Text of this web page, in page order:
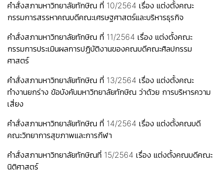
คำสั่งสภามหาวิทยาลัยทักษิณ ที่ 10/2564 เรื่อง แต่งตั้งคณะ
กรรมการสรรหาคณบดีคณะเศรษฐศาสตร์และบริหารธุรกิจ
คำสั่งสภามหาวิทยาลัยทักษิณ ที่ 11/2564 เรื่อง แต่งตั้งคณะ
กรรมการประเมินผลการปฏิบัติงานของคณบดีคณะศิลปกรรม
ศาสตร์
คำสั่งสภามหาวิทยาลัยทักษิณ ที่ 13/2564 เรื่อง แต่งตั้งคณะ
ทำงานยกร่าง ข้อบังคับมหาวิทยาลัยทักษิณ ว่าด้วย การบริหารความ
เสี่ยง
คำสั่งสภามหาวิทยาลัยทักษิณ ที่ 14/2564 เรื่อง แต่งตั้งคณบดี
คณะวิทยาการสุขภาพและการกีฬา
คำสั่งสภามหาวิทยาลัยทักษิณที่ 15/2564 เรื่อง แต่งตั้งคณบดีคณะ
นิติศาสตร์